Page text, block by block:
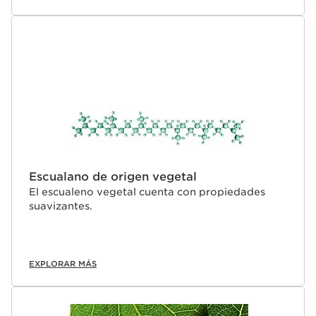
Escualano de origen vegetal
El escualeno vegetal cuenta con propiedades
suavizantes.
EXPLORAR MÁS